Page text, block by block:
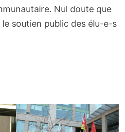
Nul doute que
soutien public des élu-e-s